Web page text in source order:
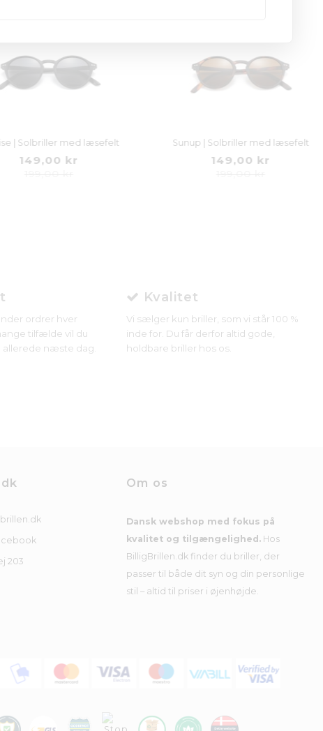
med læsefelt
kr
Sunup | Solbriller med læsefelt
149,00 kr
ordrer hver
tilfælde vil du
allerede næste dag.
Kvalitet
Vi sælger kun briller, som vi står 100 %
inde for. Du får derfor altid gode,
holdbare briller hos os.
203
Om os
Dansk webshop med fokus på
kvalitet og tilgængelighed. Hos
BilligBrillen.dk finder du briller, der
passer til både dit syn og din personlige
stil – altid til priser i øjenhøjde.